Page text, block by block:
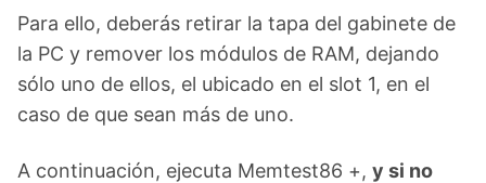
Para ello, deberás retirar la tapa del gabinete de
la PC y remover los módulos de RAM, dejando
sólo uno de ellos, el ubicado en el slot 1, en el
caso de que sean más de uno.
A continuación, ejecuta Memtest86 +, y si no